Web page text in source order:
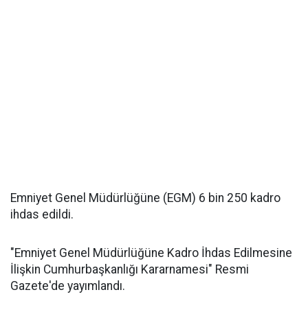
Emniyet Genel Müdürlüğüne (EGM) 6 bin 250 kadro
ihdas edildi.
"Emniyet Genel Müdürlüğüne Kadro İhdas Edilmesine
İlişkin Cumhurbaşkanlığı Kararnamesi" Resmi
Gazete'de yayımlandı.